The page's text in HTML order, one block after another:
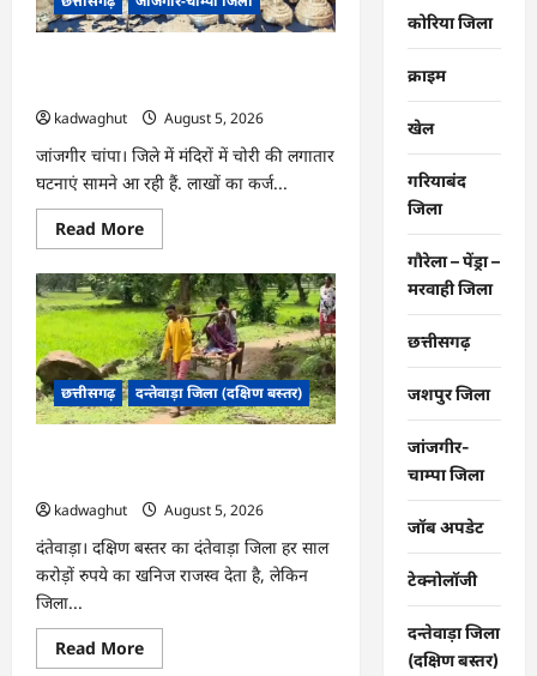
की
तस्वीर,
स्वच्छ
…
kadwaghut
August 5, 2026
जांजगीर चांपा। जिले में मंदिरों में चोरी की लगातार
घटनाएं सामने आ रही हैं. लाखों का कर्ज...
Read MoreRead
more
CG
:
दो
भाई
लगातार
मंदिरों
में
कर
रहे
थे
खुलासा
छत्तीसगढ़ दन्तेवाड़ा जिला (दक्षिण बस्तर)
kadwaghut
August 5, 2026
दंतेवाड़ा। दक्षिण बस्तर का दंतेवाड़ा जिला हर साल
करोड़ों रुपये का खनिज राजस्व देता है, लेकिन
जिला...
Read MoreRead
more
कोरिया जिला
क्राइम
खेल
गरियाबंद
जिला
गौरेला – पेंड्रा –
मरवाही जिला
छत्तीसगढ़
जशपुर जिला
जांजगीर-
चाम्पा जिला
जॉब अपडेट
टेक्नोलॉजी
दन्तेवाड़ा जिला
(दक्षिण बस्तर)